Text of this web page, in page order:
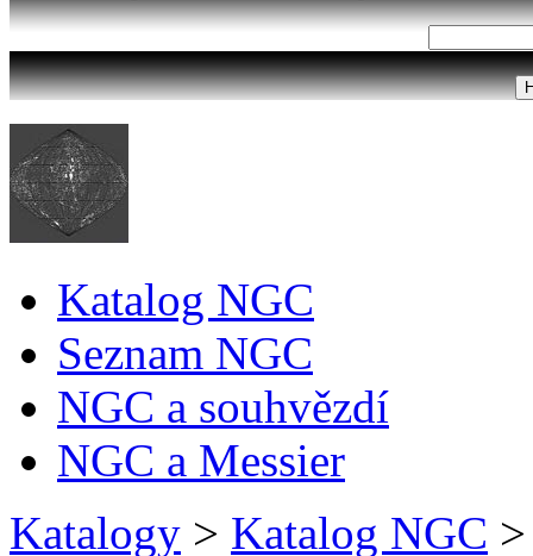
Katalog NGC
Seznam NGC
NGC a souhvězdí
NGC a Messier
Katalogy > Katalog NGC >